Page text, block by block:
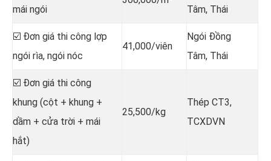
mái ngói
Tâm, Thái
☑️ Đơn giá thi công lợp
ngói rìa, ngói nóc
41,000/viên
Ngói Đồng
Tâm, Thái
☑️ Đơn giá thi công
khung (cột + khung +
dầm + cửa trời + mái
hắt)
25,500/kg
Thép CT3,
TCXDVN